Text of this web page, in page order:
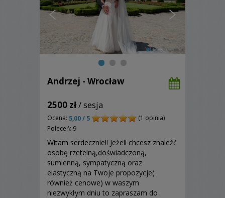
Andrzej - Wrocław
2500 zł/ sesja
Ocena: 5,00 / 5
(1 opinia)
Poleceń: 9
Witam serdecznie!! Jeżeli chcesz znaleźć
osobę rzetelną,doświadczoną,
sumienną, sympatyczną oraz
elastyczną na Twoje propozycje(
również cenowe) w waszym
niezwykłym dniu to zapraszam do